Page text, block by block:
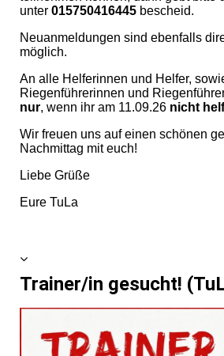
unter 015750416445 bescheid.
Neuanmeldungen sind ebenfalls
möglich.
An alle Helferinnen und Helfer,
Riegenführerinnen und
nur, wenn ihr am 11.09.26 nicht
Wir freuen uns auf einen schönen
Nachmittag mit euch!
Liebe Grüße
Eure TuLa
Trainer/in gesucht!